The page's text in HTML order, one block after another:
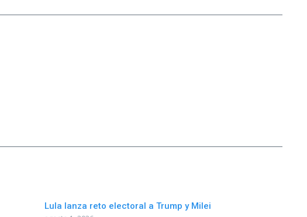
Lula lanza reto electoral a Trump y Milei